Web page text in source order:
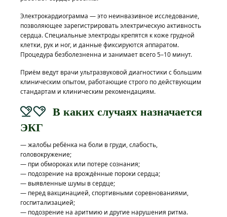
Электрокардиограмма — это неинвазивное исследование,
позволяющее зарегистрировать электрическую активность
сердца. Специальные электроды крепятся к коже грудной
клетки, рук и ног, и данные фиксируются аппаратом.
Процедура безболезненна и занимает всего 5–10 минут.
Приём ведут врачи ультразвуковой диагностики с большим
клиническим опытом, работающие строго по действующим
стандартам и клиническим рекомендациям.
В каких случаях назначается
ЭКГ
— жалобы ребёнка на боли в груди, слабость,
головокружение;
— при обмороках или потере сознания;
— подозрение на врождённые пороки сердца;
— выявленные шумы в сердце;
— перед вакцинацией, спортивными соревнованиями,
госпитализацией;
— подозрение на аритмию и другие нарушения ритма.